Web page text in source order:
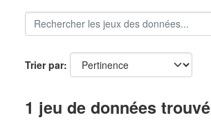
Trier par
1 jeu de données trouvé